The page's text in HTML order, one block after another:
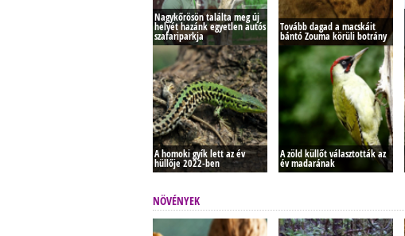
Nagykőrösön találta meg új
helyét hazánk egyetlen autós
szafariparkja
Tovább dagad a macskáit
bántó Zouma körüli botrány
A homoki gyík lett az év
hüllője 2022-ben
A zöld küllőt választották az
év madarának
NÖVÉNYEK